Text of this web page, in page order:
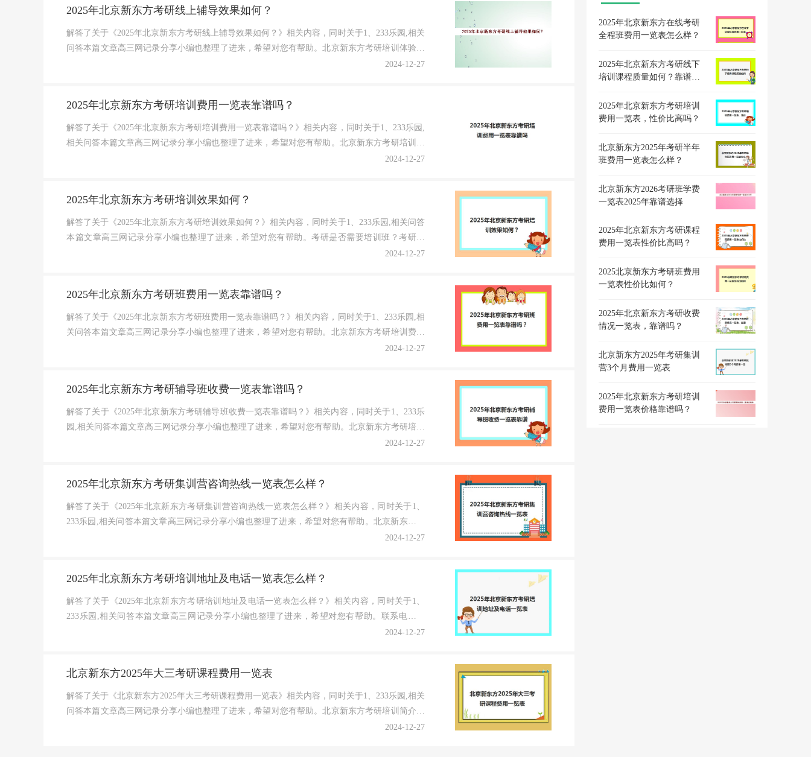
2025年北京新东方考研线上辅导效果如何？
解答了关于《2025年北京新东方考研线上辅导效果如何？》相关内容，同时关于1、233乐园,相关
问答本篇文章高三网记录分享小编也整理了进来，希望对您有帮助。北京新东方考研培训体验培
2024-12-27
2025年北京新东方考研培训费用一览表靠谱吗？
解答了关于《2025年北京新东方考研培训费用一览表靠谱吗？》相关内容，同时关于1、233乐园,
相关问答本篇文章高三网记录分享小编也整理了进来，希望对您有帮助。北京新东方考研培训班
2024-12-27
2025年北京新东方考研培训效果如何？
解答了关于《2025年北京新东方考研培训效果如何？》相关内容，同时关于1、233乐园,相关问答
本篇文章高三网记录分享小编也整理了进来，希望对您有帮助。考研是否需要培训班？考研路
2024-12-27
2025年北京新东方考研班费用一览表靠谱吗？
解答了关于《2025年北京新东方考研班费用一览表靠谱吗？》相关内容，同时关于1、233乐园,相
关问答本篇文章高三网记录分享小编也整理了进来，希望对您有帮助。北京新东方考研培训费用
2024-12-27
2025年北京新东方考研辅导班收费一览表靠谱吗？
解答了关于《2025年北京新东方考研辅导班收费一览表靠谱吗？》相关内容，同时关于1、233乐
园,相关问答本篇文章高三网记录分享小编也整理了进来，希望对您有帮助。北京新东方考研培训
2024-12-27
2025年北京新东方考研集训营咨询热线一览表怎么样？
解答了关于《2025年北京新东方考研集训营咨询热线一览表怎么样？》相关内容，同时关于1、
233乐园,相关问答本篇文章高三网记录分享小编也整理了进来，希望对您有帮助。北京新东方考
2024-12-27
2025年北京新东方考研培训地址及电话一览表怎么样？
解答了关于《2025年北京新东方考研培训地址及电话一览表怎么样？》相关内容，同时关于1、
233乐园,相关问答本篇文章高三网记录分享小编也整理了进来，希望对您有帮助。联系电话：
2024-12-27
北京新东方2025年大三考研课程费用一览表
解答了关于《北京新东方2025年大三考研课程费用一览表》相关内容，同时关于1、233乐园,相关
问答本篇文章高三网记录分享小编也整理了进来，希望对您有帮助。北京新东方考研培训简介北
2024-12-27
2025年北京新东方在线考研
全程班费用一览表怎么样？
2025年北京新东方考研线下
培训课程质量如何？靠谱评
2025年北京新东方考研培训
费用一览表，性价比高吗？
北京新东方2025年考研半年
班费用一览表怎么样？
北京新东方2026考研班学费
一览表2025年靠谱选择
2025年北京新东方考研课程
费用一览表性价比高吗？
2025北京新东方考研班费用
一览表性价比如何？
2025年北京新东方考研收费
情况一览表，靠谱吗？
北京新东方2025年考研集训
营3个月费用一览表
2025年北京新东方考研培训
费用一览表价格靠谱吗？